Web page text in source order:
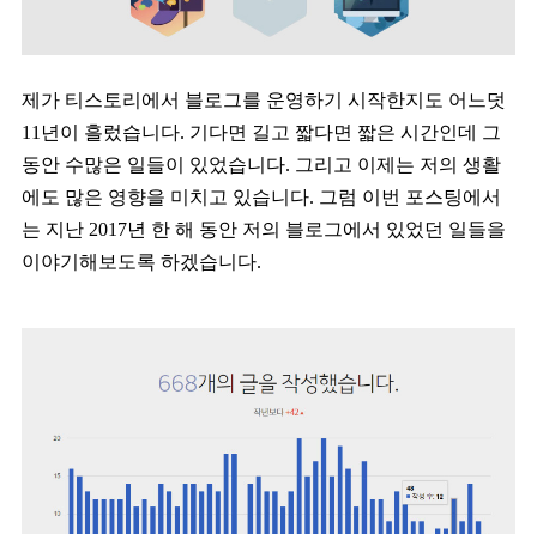
제가 티스토리에서 블로그를 운영하기 시작한지도 어느덧
11년이 흘렀습니다. 기다면 길고 짧다면 짧은 시간인데 그
동안 수많은 일들이 있었습니다. 그리고 이제는 저의 생활
에도 많은 영향을 미치고 있습니다. 그럼 이번 포스팅에서
는 지난 2017년 한 해 동안 저의 블로그에서 있었던 일들을
이야기해보도록 하겠습니다.